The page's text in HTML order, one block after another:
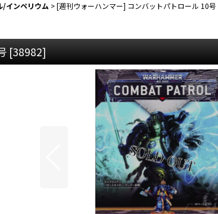
/インペリウム >[週刊ウォーハンマー] コンバットパトロール 10号
[38982]